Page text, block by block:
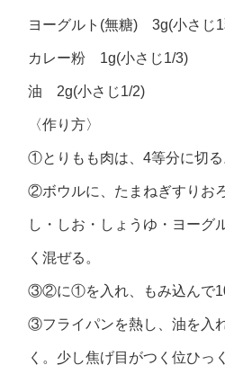
ヨーグルト(無糖) 3g(小さじ
カレー粉 1g(小さじ1/3)
油 2g(小さじ1/2)
〈作り方〉
①とりもも肉は、4等分に切
②ボウルに、たまねぎすりお
し・しお・しょうゆ・ヨーグ
く混ぜる。
③②に①を入れ、もみ込んで10
③フライパンを熱し、油を入
く。少し焦げ目がつく位ひっ